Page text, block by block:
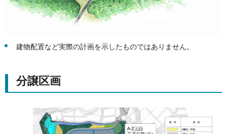
建物配置など実際の計画を示したものではありません。
分譲区画